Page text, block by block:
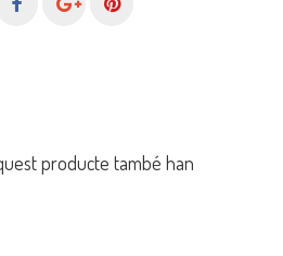
producte també han